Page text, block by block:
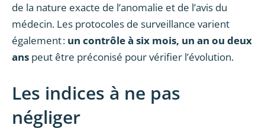
de la nature exacte de l’anomalie et de l’avis du
médecin. Les protocoles de surveillance varient
également : un contrôle à six mois, un an ou deux
ans peut être préconisé pour vérifier l’évolution.
Les indices à ne pas
négliger